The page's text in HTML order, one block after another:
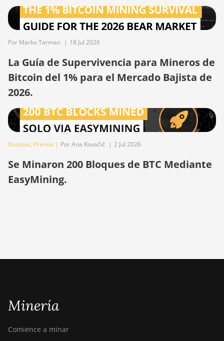
(1.16Ph)
BITMAIN Antminer S23 Imm.
(865Th/s)
BITMAIN Antminer T19 Hydro
BITMAIN Antminer T19 Hydro
(158Th)
Baikal Giant X10
Bitdeer SealMiner A3 Hydro
Bitdeer SealMiner A3 Pro Air
Por Marko Tarman | 18 Jul 2026
La Guía de Supervivencia para Mineros de
Bitcoin del 1% para el Mercado Bajista de
2026.
Noticias, Prensa | Por Ana Kovačič | 2 Jul 2026
Se Minaron 200 Bloques de BTC Mediante
EasyMining.
Minería
Comience a minar